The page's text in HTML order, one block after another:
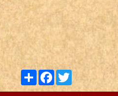
Compartir
Facebook
Twitter